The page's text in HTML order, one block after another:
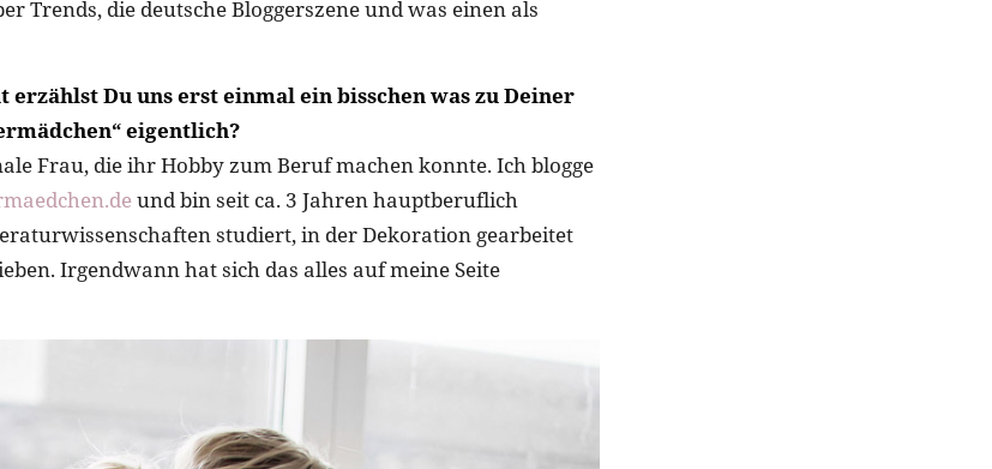
Trends, die deutsche Bloggerszene und was einen als
Du uns erst einmal ein bisschen was zu Deiner
eigentlich?
Frau, die ihr Hobby zum Beruf machen konnte. Ich blogge
und bin seit ca. 3 Jahren hauptberuflich
studiert, in der Dekoration gearbeitet
Irgendwann hat sich das alles auf meine Seite